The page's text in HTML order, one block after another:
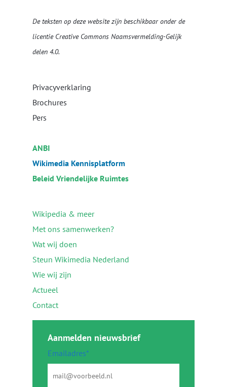
De teksten op deze website zijn beschikbaar onder de
licentie Creative Commons Naamsvermelding-Gelijk
delen 4.0.
Privacyverklaring
Brochures
Pers
ANBI
Wikimedia Kennisplatform
Beleid Vriendelijke Ruimtes
Wikipedia & meer
Met ons samenwerken?
Wat wij doen
Steun Wikimedia Nederland
Wie wij zijn
Actueel
Contact
Aanmelden nieuwsbrief
Emailadres*